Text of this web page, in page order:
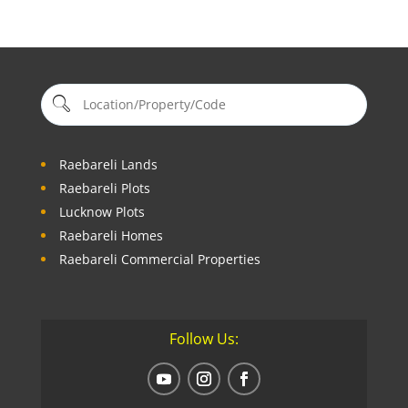
Raebareli Lands
Raebareli Plots
Lucknow Plots
Raebareli Homes
Raebareli Commercial Properties
Follow Us: